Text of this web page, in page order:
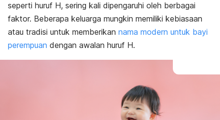
Bermakna terpuji
Bermakna suci
Bermakna kebahagiaan
Bermakna kemegahan
Bermakna alam
seperti huruf H, sering kali dipengaruhi oleh berbagai
faktor. Beberapa keluarga mungkin memiliki kebiasaan
atau tradisi untuk memberikan nama modern untuk bayi
perempuan dengan awalan huruf H.